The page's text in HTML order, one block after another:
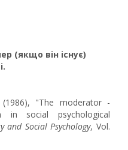
(якщо він існує)
"The moderator -
in social psychological
and Social Psychology, Vol.